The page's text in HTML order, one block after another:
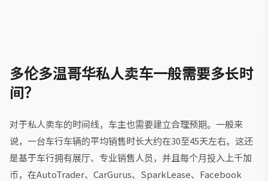
多伦多温哥华私人卖车一般需要多长时
间？
对于私人卖车的时间线，车主也需要建立合理预期。一般来
说，一台车行车辆的平均销售时长大约在30至45天左右。这还
是基于车行拥有展厅、专业销售人员，并且每个月投入上千加
币，在AutoTrader、CarGurus、SparkLease、Facebook